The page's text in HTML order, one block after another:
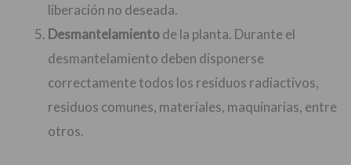
liberación no deseada.
Desmantelamientode la planta. Durante el
desmantelamiento deben disponerse
correctamente todos los residuos radiactivos,
residuos comunes, materiales, maquinarias, entre
otros.